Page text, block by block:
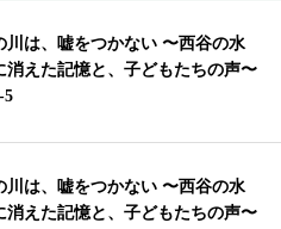
川は、嘘をつかない 〜西谷の水
消えた記憶と、子どもたちの声〜
5
川は、嘘をつかない 〜西谷の水
消えた記憶と、子どもたちの声〜